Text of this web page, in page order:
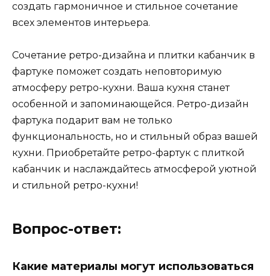
создать гармоничное и стильное сочетание
всех элементов интерьера.
Сочетание ретро-дизайна и плитки кабанчик в
фартуке поможет создать неповторимую
атмосферу ретро-кухни. Ваша кухня станет
особенной и запоминающейся. Ретро-дизайн
фартука подарит вам не только
функциональность, но и стильный образ вашей
кухни. Приобретайте ретро-фартук с плиткой
кабанчик и наслаждайтесь атмосферой уютной
и стильной ретро-кухни!
Вопрос-ответ:
Какие материалы могут использоваться